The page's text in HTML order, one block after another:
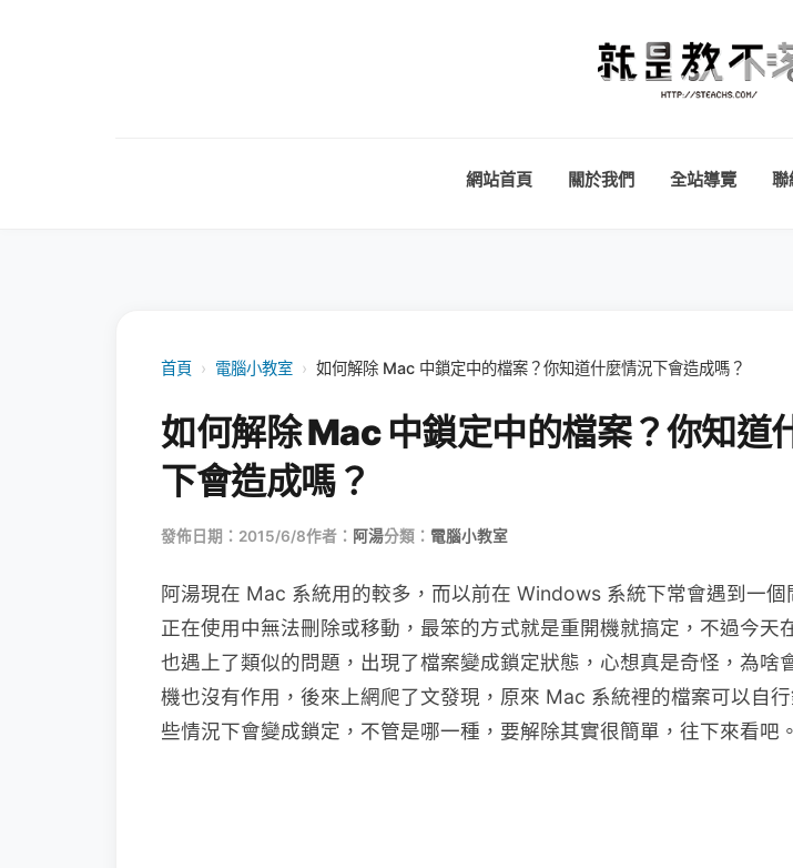
網站首頁 關於我們 全站導覽 聯
首頁 › 電腦小教室 › 如何解除 Mac 中鎖定中的檔案？你知道什麼情況下會造成嗎？
如何解除 Mac 中鎖定中的檔案？你知道
下會造成嗎？
發佈日期：2015/6/8作者： 阿湯分類： 電腦小教室
阿湯現在 Mac 系統用的較多，而以前在 Windows 系統下常會遇到一個
正在使用中無法刪除或移動，最笨的方式就是重開機就搞定，不過今天
也遇上了類似的問題，出現了檔案變成鎖定狀態，心想真是奇怪，為啥
機也沒有作用，後來上網爬了文發現，原來 Mac 系統裡的檔案可以自
些情況下會變成鎖定，不管是哪一種，要解除其實很簡單，往下來看吧。